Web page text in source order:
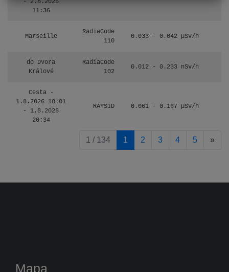
- 2.8.2026
11:36
Marseille
RadiaCode
110
0.033 - 0.042 µSv/h
do Dvora
Králové
RadiaCode
102
0.012 - 0.233 nSv/h
Cesta -
1.8.2026 18:01
- 1.8.2026
20:34
RAYSID 0.061 - 0.167 µSv/h
1 / 134 1 2 3 4 5 »
Mapa